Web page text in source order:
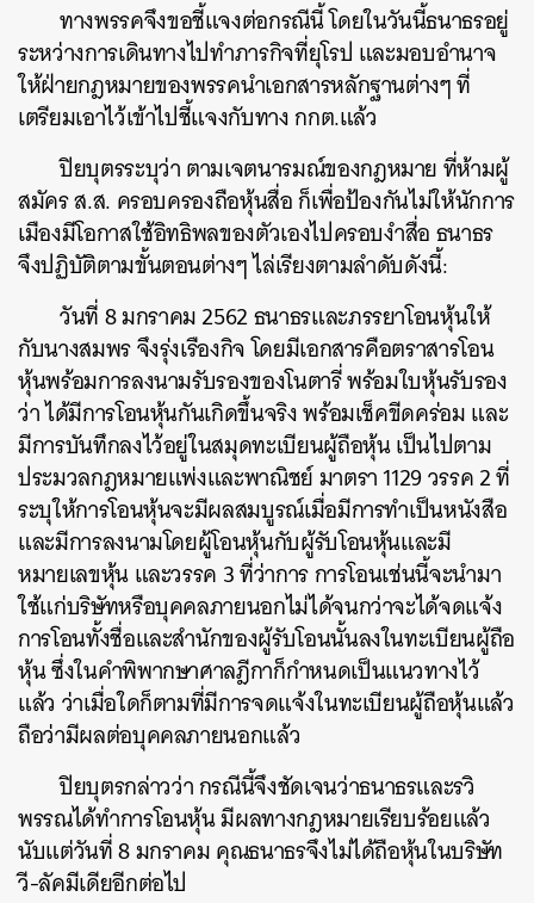
ทางพรรคจึงขอชี้แจงต่อกรณีนี้ โดยในวันนี้ธนาธรอยู่
ระหว่างการเดินทางไปทำภารกิจที่ยุโรป และมอบอำนาจ
ให้ฝ่ายกฎหมายของพรรคนำเอกสารหลักฐานต่างๆ ที่
เตรียมเอาไว้เข้าไปชี้แจงกับทาง กกต.แล้ว
ปิยบุตรระบุว่า ตามเจตนารมณ์ของกฎหมาย ที่ห้ามผู้
สมัคร ส.ส. ครอบครองถือหุ้นสื่อ ก็เพื่อป้องกันไม่ให้นักการ
เมืองมีโอกาสใช้อิทธิพลของตัวเองไปครอบงำสื่อ ธนาธร
จึงปฏิบัติตามขั้นตอนต่างๆ ไล่เรียงตามลำดับดังนี้:
วันที่ 8 มกราคม 2562 ธนาธรและภรรยาโอนหุ้นให้
กับนางสมพร จึงรุ่งเรืองกิจ โดยมีเอกสารคือตราสารโอน
หุ้นพร้อมการลงนามรับรองของโนตารี่ พร้อมใบหุ้นรับรอง
ว่า ได้มีการโอนหุ้นกันเกิดขึ้นจริง พร้อมเช็คขีดคร่อม และ
มีการบันทึกลงไว้อยู่ในสมุดทะเบียนผู้ถือหุ้น เป็นไปตาม
ประมวลกฎหมายแพ่งและพาณิชย์ มาตรา 1129 วรรค 2 ที่
ระบุให้การโอนหุ้นจะมีผลสมบูรณ์เมื่อมีการทำเป็นหนังสือ
และมีการลงนามโดยผู้โอนหุ้นกับผู้รับโอนหุ้นและมี
หมายเลขหุ้น และวรรค 3 ที่ว่าการ การโอนเช่นนี้จะนำมา
ใช้แก่บริษัทหรือบุคคลภายนอกไม่ได้จนกว่าจะได้จดแจ้ง
การโอนทั้งชื่อและสำนักของผู้รับโอนนั้นลงในทะเบียนผู้ถือ
หุ้น ซึ่งในคำพิพากษาศาลฎีกาก็กำหนดเป็นแนวทางไว้
แล้ว ว่าเมื่อใดก็ตามที่มีการจดแจ้งในทะเบียนผู้ถือหุ้นแล้ว
ถือว่ามีผลต่อบุคคลภายนอกแล้ว
ปิยบุตรกล่าวว่า กรณีนี้จึงชัดเจนว่าธนาธรและรวิ
พรรณได้ทำการโอนหุ้น มีผลทางกฎหมายเรียบร้อยแล้ว
นับแต่วันที่ 8 มกราคม คุณธนาธรจึงไม่ได้ถือหุ้นในบริษัท
วี-ลัคมีเดียอีกต่อไป